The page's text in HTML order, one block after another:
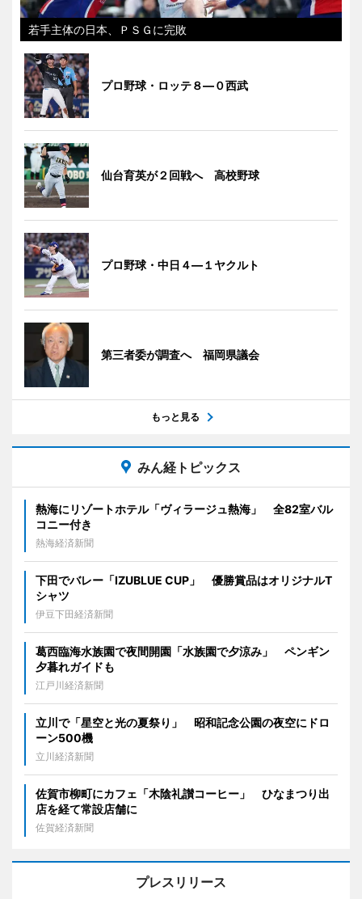
若手主体の日本、ＰＳＧに完敗
プロ野球・ロッテ８―０西武
仙台育英が２回戦へ 高校野球
プロ野球・中日４―１ヤクルト
第三者委が調査へ 福岡県議会
もっと見る
みん経トピックス
熱海にリゾートホテル「ヴィラージュ熱海」 全82室バル
コニー付き
熱海経済新聞
下田でバレー「IZUBLUE CUP」 優勝賞品はオリジナルT
シャツ
伊豆下田経済新聞
葛西臨海水族園で夜間開園「水族園で夕涼み」 ペンギン
夕暮れガイドも
江戸川経済新聞
立川で「星空と光の夏祭り」 昭和記念公園の夜空にドロ
ーン500機
立川経済新聞
佐賀市柳町にカフェ「木陰礼讃コーヒー」 ひなまつり出
店を経て常設店舗に
佐賀経済新聞
プレスリリース